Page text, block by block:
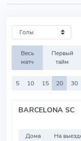
Весь
матч
Первый
тайм
5 10 15 20 30
BARCELONA SC
Дома На